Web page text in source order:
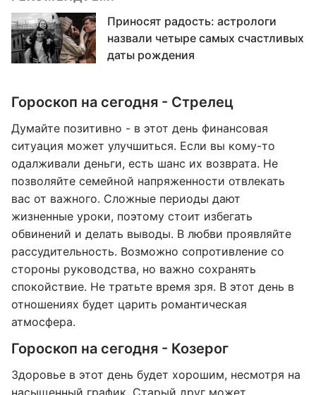
Приносят радость: астрологи
назвали четыре самых счастливых
даты рождения
Гороскоп на сегодня - Стрелец
Думайте позитивно - в этот день финансовая
ситуация может улучшиться. Если вы кому-то
одалживали деньги, есть шанс их возврата. Не
позволяйте семейной напряженности отвлекать
вас от важного. Сложные периоды дают
жизненные уроки, поэтому стоит избегать
обвинений и делать выводы. В любви проявляйте
рассудительность. Возможно сопротивление со
стороны руководства, но важно сохранять
спокойствие. Не тратьте время зря. В этот день в
отношениях будет царить романтическая
атмосфера.
Гороскоп на сегодня - Козерог
Здоровье в этот день будет хорошим, несмотря на
насыщенный график. Старый друг может